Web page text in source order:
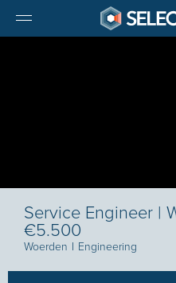
Service Engineer |
€5.500
Woerden I Engineering